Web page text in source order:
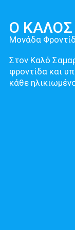
Ο
Μονάδα
Στον Καλό
φροντίδα και
κάθε